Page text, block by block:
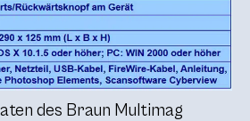
des Braun Multimag